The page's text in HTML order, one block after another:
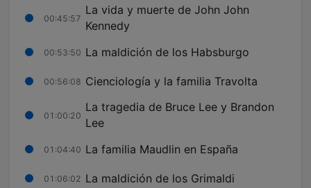
00:45:57
La vida y muerte de John John
Kennedy
00:53:50 La maldición de los Habsburgo
00:56:08 Cienciología y la familia Travolta
01:00:20
La tragedia de Bruce Lee y Brandon
Lee
01:04:40 La familia Maudlin en España
01:06:02 La maldición de los Grimaldi